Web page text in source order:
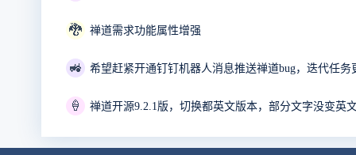
🐉 禅道需求功能属性增强
🚜 希望赶紧开通钉钉机器人消息推送禅道bug，迭代任务
🍦 禅道开源9.2.1版，切换都英文版本，部分文字没变英